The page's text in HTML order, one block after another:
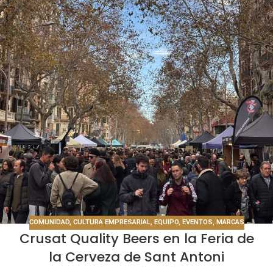
COMUNIDAD, CULTURA EMPRESARIAL, EQUIPO, EVENTOS, MARCAS
Crusat Quality Beers en la Feria de
la Cerveza de Sant Antoni